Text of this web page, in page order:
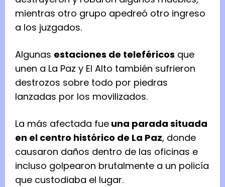
mientras otro grupo apedreó otro ingreso
a los juzgados.
Algunas estaciones de teleféricos que
unen a La Paz y El Alto también sufrieron
destrozos sobre todo por piedras
lanzadas por los movilizados.
La más afectada fue una parada situada
en el centro histórico de La Paz, donde
causaron daños dentro de las oficinas e
incluso golpearon brutalmente a un policía
que custodiaba el lugar.